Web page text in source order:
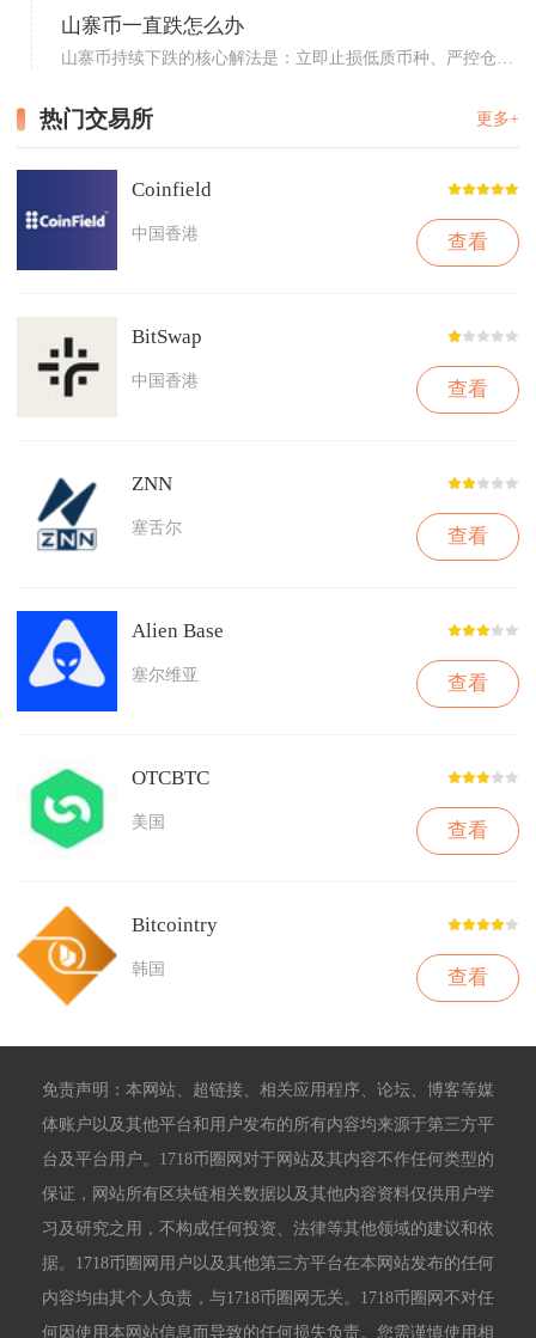
山寨币一直跌怎么办
山寨币持续下跌的核心解法是：立即止损低质币种、严控仓
热门交易所 更多+
Coinfield
中国香港 查看
BitSwap
中国香港 查看
ZNN
塞舌尔 查看
Alien Base
塞尔维亚 查看
OTCBTC
美国 查看
Bitcointry
韩国 查看
免责声明：本网站、超链接、相关应用程序、论坛、博客等媒
体账户以及其他平台和用户发布的所有内容均来源于第三方平
台及平台用户。1718币圈网对于网站及其内容不作任何类型的
保证，网站所有区块链相关数据以及其他内容资料仅供用户学
习及研究之用，不构成任何投资、法律等其他领域的建议和依
据。1718币圈网用户以及其他第三方平台在本网站发布的任何
内容均由其个人负责，与1718币圈网无关。1718币圈网不对任
何因使用本网站信息而导致的任何损失负责。您需谨慎使用相